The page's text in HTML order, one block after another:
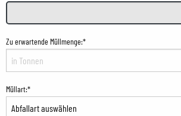
Zu erwartende Müllmenge:*
Müllart:*